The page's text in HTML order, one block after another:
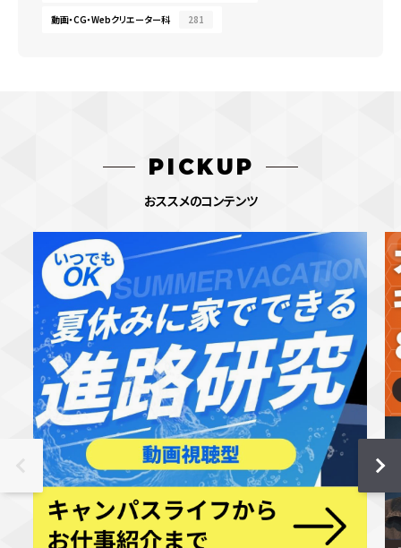
動画・CG・Webクリエーター科 281
PICKUP
おススメのコンテンツ